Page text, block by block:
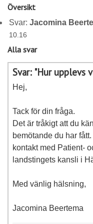
Översikt
Svar:Jacomina
10.16
Alla svar
Svar: "Hur upplevs
Hej,
Tack för din fråga.
Det är tråkigt att du
bemötande du har
kontakt med Patient-
landstingets kansli i
Med vänlig hälsning,
Jacomina Beertema